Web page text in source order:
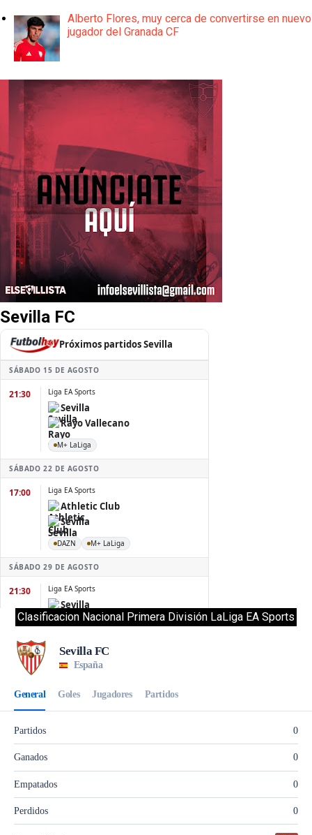
Alberto Flores, muy cerca de convertirse en nuevo
jugador del Granada CF
Sevilla FC
Clasificacion Nacional Primera División LaLiga EA Sports